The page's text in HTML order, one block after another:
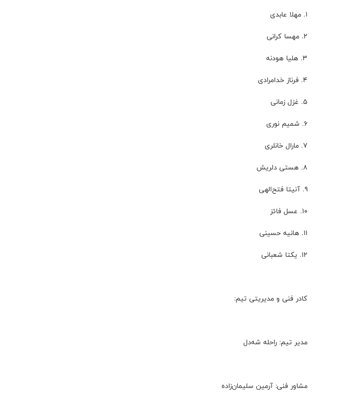
۱. مهلا عابدی
۲. مهسا کرانی
۳. هلیا هودنه
۴. فرناز خدامرادی
۵. غزل زمانی
۶. شمیم نوری
۷. مارال خانلری
۸. هستی دلریش
۹. آنیتا فتح‌الهی
۱۰. عسل فائز
۱۱. هانیه حسینی
۱۲. یکتا شعبانی
کادر فنی و مدیریتی تیم:
مدیر تیم: راحله شه‌دل
مشاور فنی: آرمین سلیمان‌زاده